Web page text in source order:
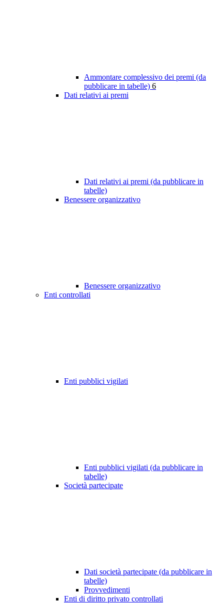
Ammontare complessivo dei premi (da
pubblicare in tabelle) 6
Dati relativi ai premi
Dati relativi ai premi (da pubblicare in
tabelle)
Benessere organizzativo
Benessere organizzativo
Enti controllati
Enti pubblici vigilati
Enti pubblici vigilati (da pubblicare in
tabelle)
Società partecipate
Dati società partecipate (da pubblicare in
tabelle)
Provvedimenti
Enti di diritto privato controllati